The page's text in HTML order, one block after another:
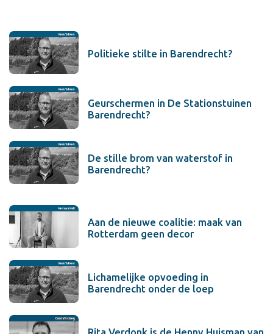
Politieke stilte in Barendrecht?
Geurschermen in De Stationstuinen
Barendrecht?
De stille brom van waterstof in
Barendrecht?
Aan de nieuwe coalitie: maak van
Rotterdam geen decor
Lichamelijke opvoeding in
Barendrecht onder de loep